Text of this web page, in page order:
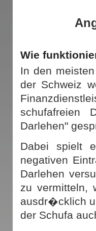
Wie
In den
der Schweiz
schufafreien
Darlehen"
Dabei spielt
negativen
Darlehen
zu vermitteln,
ausdr�cklich
der Schufa